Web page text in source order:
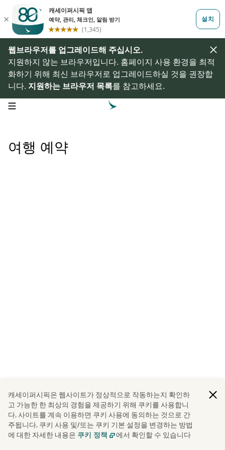
웹브라우저를 업그레이드해 주십시오.
지원하지 않는 브라우저입니다. 홈페이지 사용 환경을 최적
화하기 위해 최신 브라우저로 업그레이드하실 것을 권장합
니다. 지원하는 브라우저 목록를 참고하세요.
open navigation menu
여행 예약
캐세이퍼시픽은 웹사이트가 정상적으로 작동하는지 확인하
고 가능한 한 최상의 경험을 제공하기 위해 쿠키를 사용합니
다. 사이트를 계속 이용하면 쿠키 사용에 동의하는 것으로 간
주됩니다. 쿠키 사용 및/또는 쿠키 기본 설정을 변경하는 방법
에 대한 자세한 내용은 쿠키 정책 에서 확인할 수 있습니다